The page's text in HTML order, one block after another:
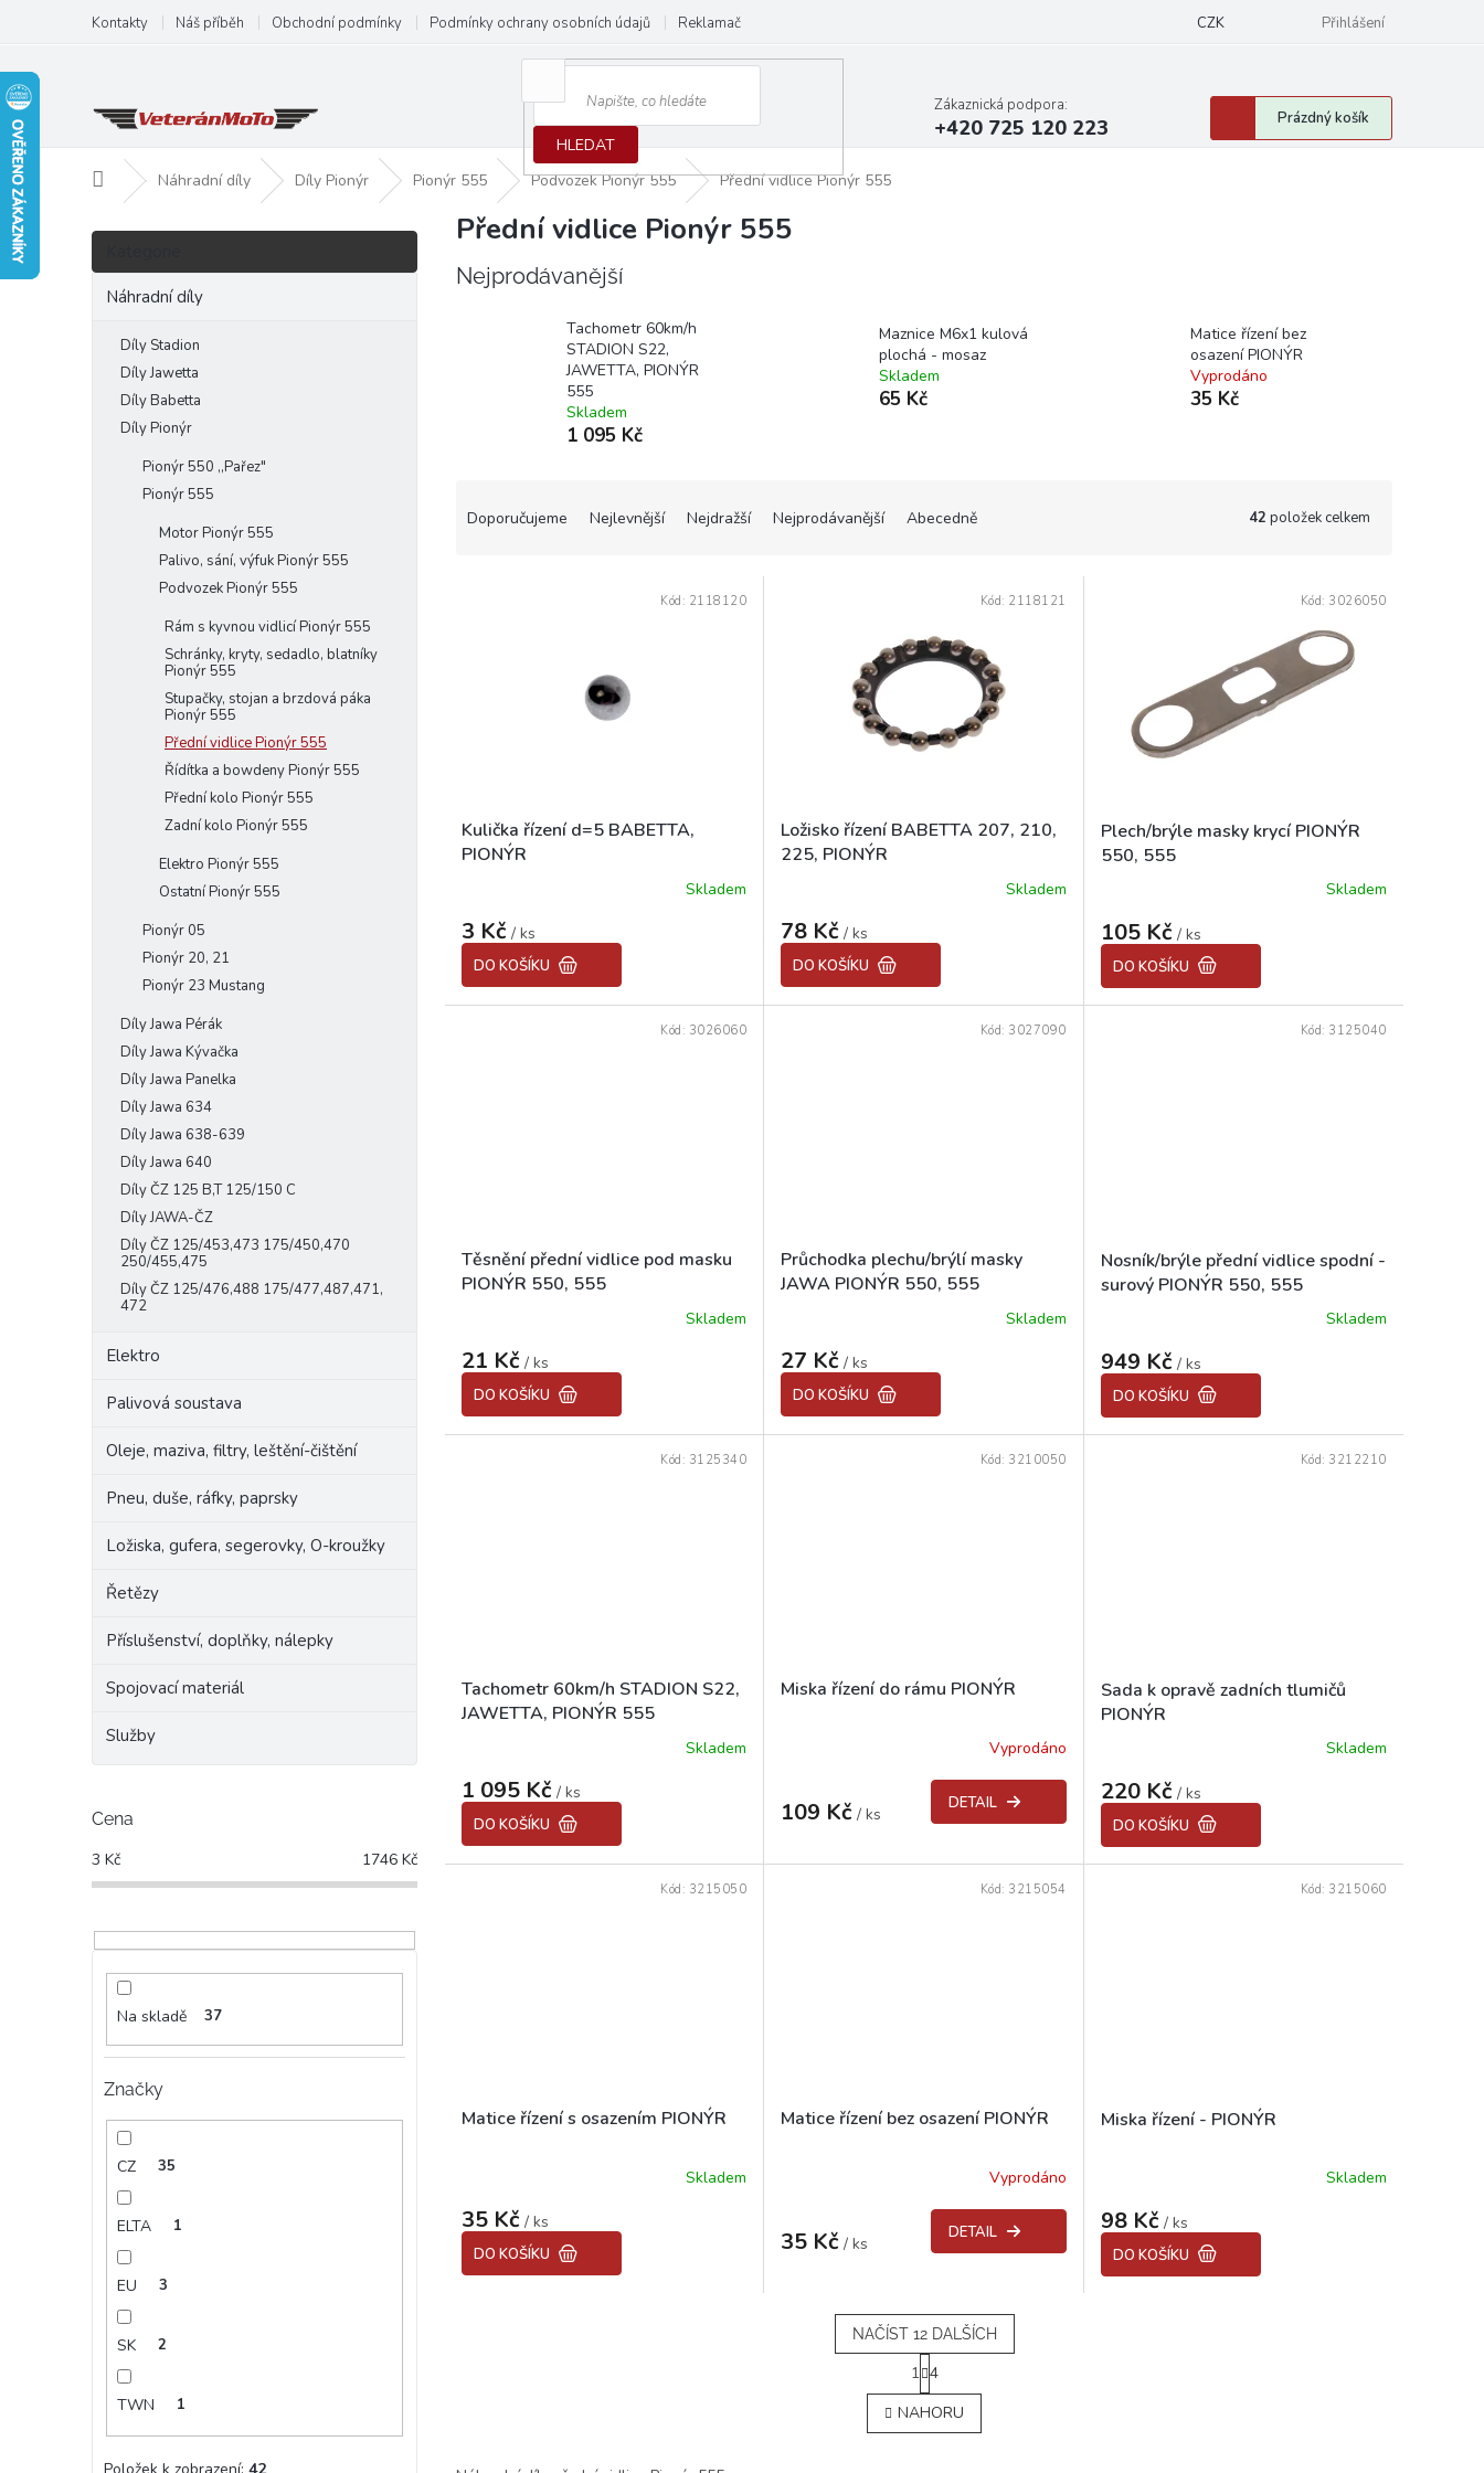
obsah
Kontakty Náš příběh Obchodní podmínky Podmínky ochrany osobních údajů Reklamační protokol CZK Přihlášení
HLEDAT
Zákaznická podpora:
+420 725 120 223
Nákupní
košík
Prázdný košík
Domů Náhradní díly Díly Pionýr Pionýr 555 Podvozek Pionýr 555 Přední vidlice Pionýr 555
P
s
Přeskočit
Náhradní díly
Díly Stadion
Díly Jawetta
Díly Babetta
Díly Pionýr
Pionýr 550 ,,Pařez"
Pionýr 555
Motor Pionýr 555
Palivo, sání, výfuk Pionýr 555
Podvozek Pionýr 555
Rám s kyvnou vidlicí Pionýr 555
Schránky, kryty, sedadlo, blatníky
Pionýr 555
Stupačky, stojan a brzdová páka
Pionýr 555
Přední vidlice Pionýr 555
Řídítka a bowdeny Pionýr 555
Přední kolo Pionýr 555
Zadní kolo Pionýr 555
Elektro Pionýr 555
Ostatní Pionýr 555
Pionýr 05
Pionýr 20, 21
Pionýr 23 Mustang
Díly Jawa Pérák
Díly Jawa Kývačka
Díly Jawa Panelka
Díly Jawa 634
Díly Jawa 638-639
Díly Jawa 640
Díly ČZ 125 B,T 125/150 C
Díly JAWA-ČZ
Díly ČZ 125/453,473 175/450,470
250/455,475
Díly ČZ 125/476,488 175/477,487,471,
472
Elektro
Palivová soustava
Oleje, maziva, filtry, leštění-čištění
Pneu, duše, ráfky, paprsky
Ložiska, gufera, segerovky, O-kroužky
Řetězy
Příslušenství, doplňky, nálepky
Spojovací materiál
Služby
Cena
3 Kč 1746 Kč
Na skladě 37
Značky
CZ 35
ELTA 1
EU 3
SK 2
TWN 1
Přední vidlice Pionýr 555
Nejprodávanější
Tachometr 60km/h
STADION S22,
JAWETTA, PIONÝR
555
Skladem
1 095 Kč
Maznice M6x1 kulová
plochá - mosaz
Skladem
65 Kč
Matice řízení bez
osazení PIONÝR
Vyprodáno
35 Kč
Doporučujeme Nejlevnější Nejdražší Nejprodávanější Abecedně 42 položek celkem
kKulička řízení d=5 BABETTA,
PIONÝR
Skladem
3 Kč / ks
DO KOŠÍKU
Kód: 2118120
Ložisko řízení BABETTA 207, 210,
225, PIONÝR
produktu
4,8
Skladem
78 Kč/ ks
DO KOŠÍKU
Kód: 2118121
Plech/brýle masky krycí PIONÝR
550, 555
produktu
3,8
Skladem
105 Kč / ks
DO KOŠÍKU
Kód: 3026050
Těsnění přední vidlice pod masku
PIONÝR 550, 555
Skladem
21 Kč / ks
DO KOŠÍKU
Kód: 3026060
Průchodka plechu/brýlí masky
JAWA PIONÝR 550, 555
Skladem
27 Kč/ ks
DO KOŠÍKU
Kód: 3027090
Nosník/brýle přední vidlice spodní -
surový PIONÝR 550, 555
produktu
5,0
Skladem
949 Kč / ks
DO KOŠÍKU
Kód: 3125040
Tachometr 60km/h STADION S22,
JAWETTA, PIONÝR 555
Skladem
1 095 Kč / ks
DO KOŠÍKU
Kód: 3125340
Miska řízení do rámu PIONÝR
Vyprodáno
109 Kč/ ks
DETAIL
Kód: 3210050
Sada k opravě zadních tlumičů
PIONÝR
Skladem
220 Kč / ks
DO KOŠÍKU
Kód: 3212210
Matice řízení s osazením PIONÝR
Skladem
35 Kč / ks
DO KOŠÍKU
Kód: 3215050
Matice řízení bez osazení PIONÝR
Vyprodáno
35 Kč/ ks
DETAIL
Kód: 3215054
Miska řízení - PIONÝR
produktu
5,0
Skladem
98 Kč / ks
DO KOŠÍKU
Kód: 3215060
O
v
l
NAČÍST 12 DALŠÍCH
S
t
r
á
n
1 4
NAHORU